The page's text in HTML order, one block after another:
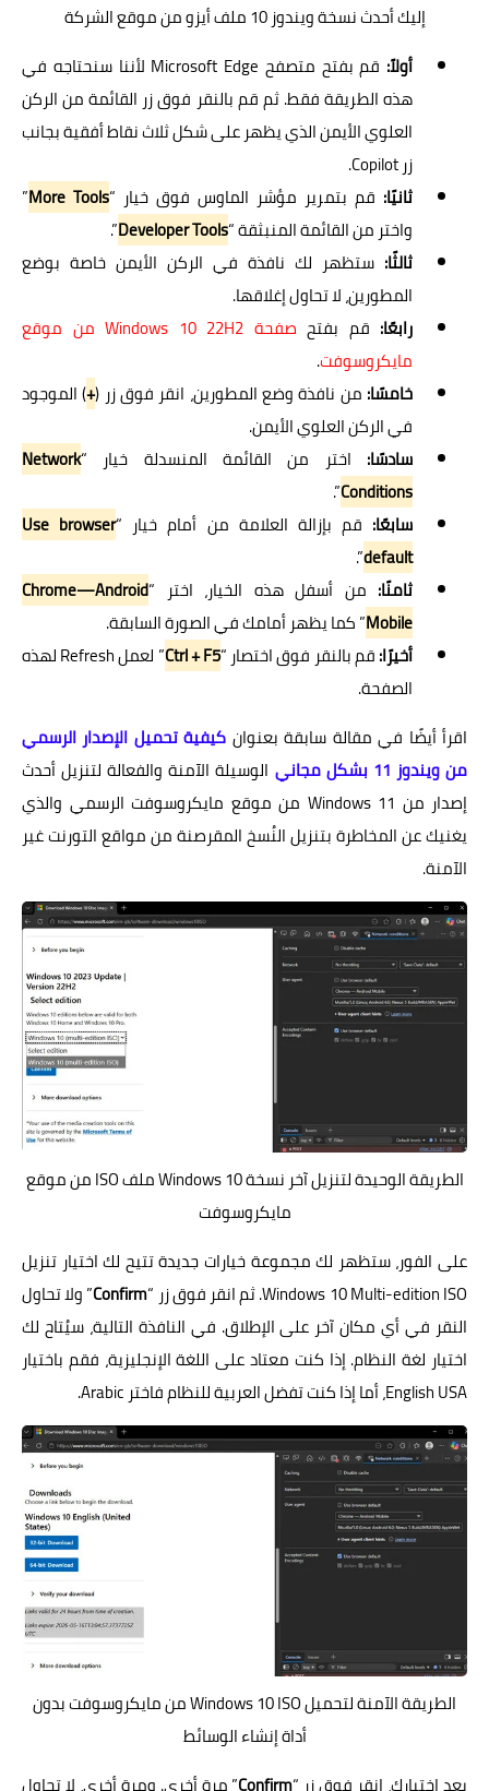
إليك أحدث نسخة ويندوز 10 ملف أيزو من موقع الشركة
أولاً:
قم بفتح متصفح Microsoft Edge لأننا سنحتاجه في
هذه الطريقة فقط. ثم قم بالنقر فوق زر القائمة من الركن
العلوي الأيمن الذي يظهر على شكل ثلاث نقاط أفقية بجانب
زر Copilot.
ثانيًا: قم بتمرير مؤشر الماوس فوق خيار “More Tools
”
واختر من القائمة المنبثقة “Developer Tools
”.
ثالثًا: ستظهر لك نافذة في الركن الأيمن خاصة بوضع
المطورين، لا تحاول إغلاقها.
رابعًا: قم بفتح
صفحة Windows 10 22H2 من موقع
مايكروسوفت.
خامسًا: من نافذة وضع المطورين، انقر فوق زر (+) الموجود
في الركن العلوي الأيمن.
سادسًا: اختر من القائمة المنسدلة خيار “Network
Conditions
”.
سابعًا: قم بإزالة العلامة من أمام خيار “Use browser
default
”.
ثامنًا: من أسفل هذه الخيار، اختر “Chrome—Android
Mobile” كما يظهر أمامك في الصورة السابقة.
أخيرًا:قم بالنقر فوق اختصار “Ctrl + F5
” لعمل Refresh لهذه
الصفحة.
اقرأ أيضًا في مقالة سابقة بعنوان كيفية تحميل الإصدار الرسمي
من ويندوز 11 بشكل مجاني
الوسيلة الآمنة والفعالة لتنزيل أحدث
إصدار من Windows 11 من موقع مايكروسوفت الرسمي والذي
يغنيك عن المخاطرة بتنزيل النُسخ المقرصنة من مواقع التورنت غير
الآمنة.
الطريقة الوحيدة لتنزيل آخر نسخة Windows 10 ملف ISO من موقع
مايكروسوفت
على الفور، ستظهر لك مجموعة خيارات جديدة تتيح لك اختيار تنزيل
Windows 10 Multi-edition ISO. ثم انقر فوق زر “
Confirm” ولا تحاول
النقر في أي مكان آخر على الإطلاق. في النافذة التالية، سيُتاح لك
اختيار لغة النظام. إذا كنت معتاد على اللغة الإنجليزية، فقم باختيار
English USA، أما إذا كنت تفضل العربية للنظام فاختر Arabic.
الطريقة الآمنة لتحميل Windows 10 ISO من مايكروسوفت بدون
أداة إنشاء الوسائط